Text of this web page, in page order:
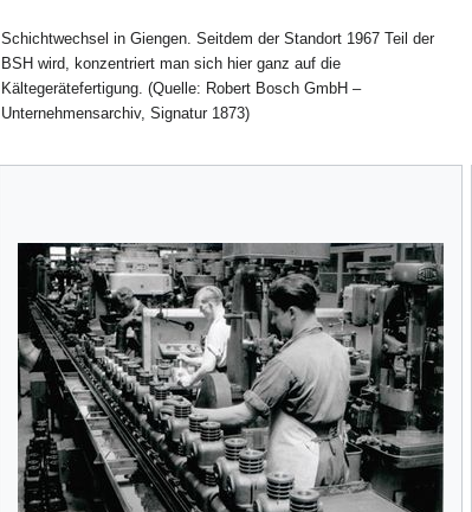
Schichtwechsel in Giengen. Seitdem der Standort 1967 Teil der
BSH wird, konzentriert man sich hier ganz auf die
Kältegerätefertigung. (Quelle: Robert Bosch GmbH –
Unternehmensarchiv, Signatur 1873)